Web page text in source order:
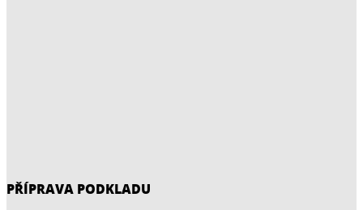
PŘÍPRAVA PODKLADU